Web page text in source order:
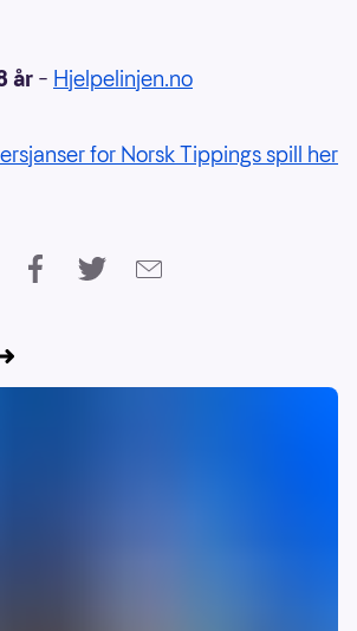
år – Hjelpelinjen.no
for Norsk Tippings spill her